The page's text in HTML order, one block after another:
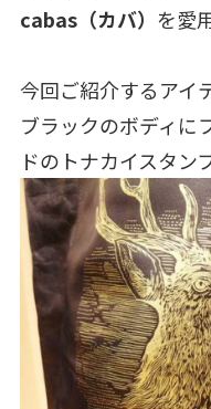
cabas（カバ） を愛
今回ご紹介するアイ
ブラックのボディに
ドのトナカイスタン